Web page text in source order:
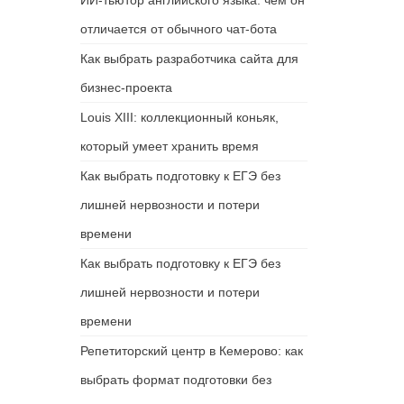
отличается от обычного чат-бота
Как выбрать разработчика сайта для
бизнес-проекта
Louis XIII: коллекционный коньяк,
который умеет хранить время
Как выбрать подготовку к ЕГЭ без
лишней нервозности и потери
времени
Как выбрать подготовку к ЕГЭ без
лишней нервозности и потери
времени
Репетиторский центр в Кемерово: как
выбрать формат подготовки без